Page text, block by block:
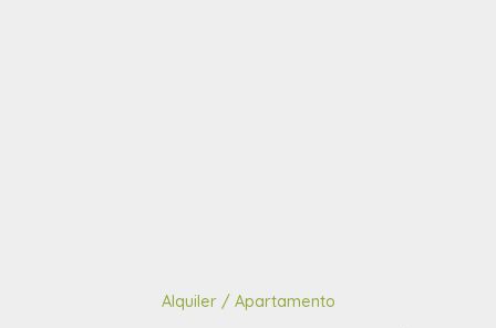
Alquiler / Apartamento